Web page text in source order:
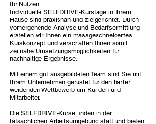
Ihr Nutzen
Individuelle SELFDRIVE-Kurstage in Ihrem
Hause sind praxisnah und zielgerichtet. Durch
vorhergehende Analyse und Bedarfsermittlung
erstellen wir Ihnen ein massgeschneidertes
Kurskonzept und verschaffen Ihnen somit
zeitnahe Umsetzungsmöglichkeiten für
nachhaltige Ergebnisse.
Mit einem gut ausgebildeten Team sind Sie mit
Ihrem Unternehmen gerüstet für den härter
werdenden Wettbewerb um Kunden und
Mitarbeiter.
Die SELFDRIVE-Kurse finden in der
tatsächlichen Arbeitsumgebung statt und bieten